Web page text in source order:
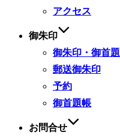
アクセス
御朱印
御朱印・御首題
郵送御朱印
予約
御首題帳
お問合せ